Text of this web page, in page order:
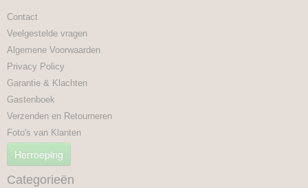
Contact
Veelgestelde vragen
Algemene Voorwaarden
Privacy Policy
Garantie & Klachten
Gastenboek
Verzenden en Retourneren
Foto's van Klanten
Herroeping
Categorieën